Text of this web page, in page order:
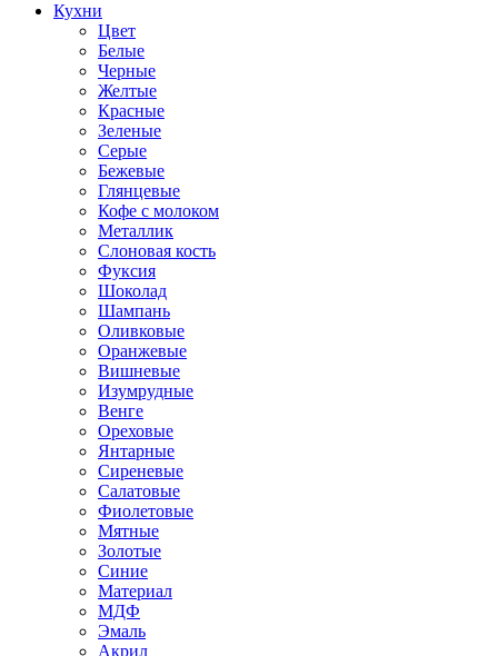
Кухни
Цвет
Белые
Черные
Желтые
Красные
Зеленые
Серые
Бежевые
Глянцевые
Кофе с молоком
Металлик
Слоновая кость
Фуксия
Шоколад
Шампань
Оливковые
Оранжевые
Вишневые
Изумрудные
Венге
Ореховые
Янтарные
Сиреневые
Салатовые
Фиолетовые
Мятные
Золотые
Синие
Материал
МДФ
Эмаль
Акрил